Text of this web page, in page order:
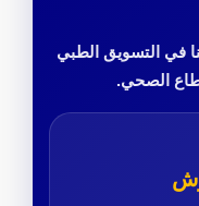
في التسويق الطبي
الصحي.